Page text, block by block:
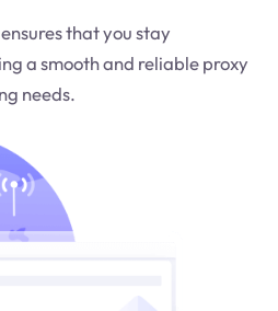
that you stay
a smooth and reliable proxy
needs.